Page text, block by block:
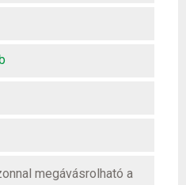
megávásrolható a